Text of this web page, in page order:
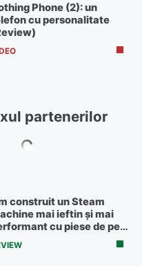
Phone (2): un
cu personalitate
partenerilor
construit un Steam
mai ieftin și mai
cu piese de pe